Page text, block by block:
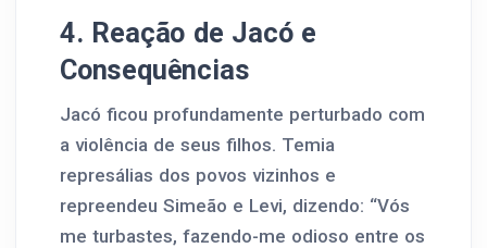
4. Reação de Jacó e
Consequências
Jacó ficou profundamente perturbado com
a violência de seus filhos. Temia
represálias dos povos vizinhos e
repreendeu Simeão e Levi, dizendo: “Vós
me turbastes, fazendo-me odioso entre os